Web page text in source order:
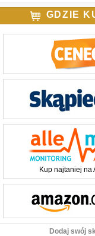
GDZIE
Kup najtaniej na
Dodaj swój